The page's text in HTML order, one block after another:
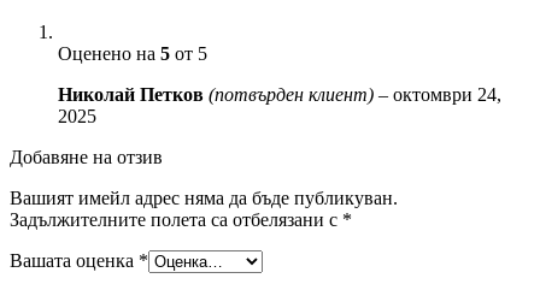
Оценено на 5 от 5
Николай Петков (потвърден клиент) – октомври 24,
2025
Добавяне на отзив
Вашият имейл адрес няма да бъде публикуван.
Задължителните полета са отбелязани с *
Вашата оценка *